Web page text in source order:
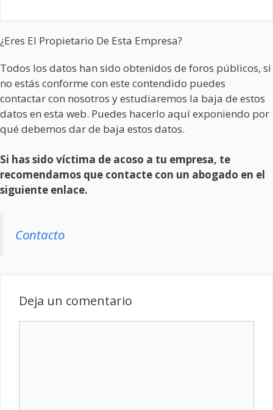
¿Eres El Propietario De Esta Empresa?
Todos los datos han sido obtenidos de foros públicos, si
no estás conforme con este contendido puedes
contactar con nosotros y estudiaremos la baja de estos
datos en esta web. Puedes hacerlo aquí exponiendo por
qué debemos dar de baja estos datos.
Si has sido víctima de acoso a tu empresa, te
recomendamos que contacte con un abogado en el
siguiente enlace.
Contacto
Deja un comentario